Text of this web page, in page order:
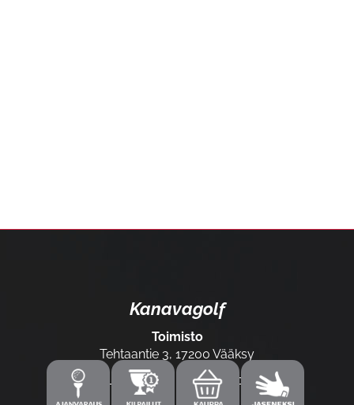
Kanavagolf
Toimisto
Tehtaantie 3, 17200 Vääksy
Laajemmat yhteystiedot